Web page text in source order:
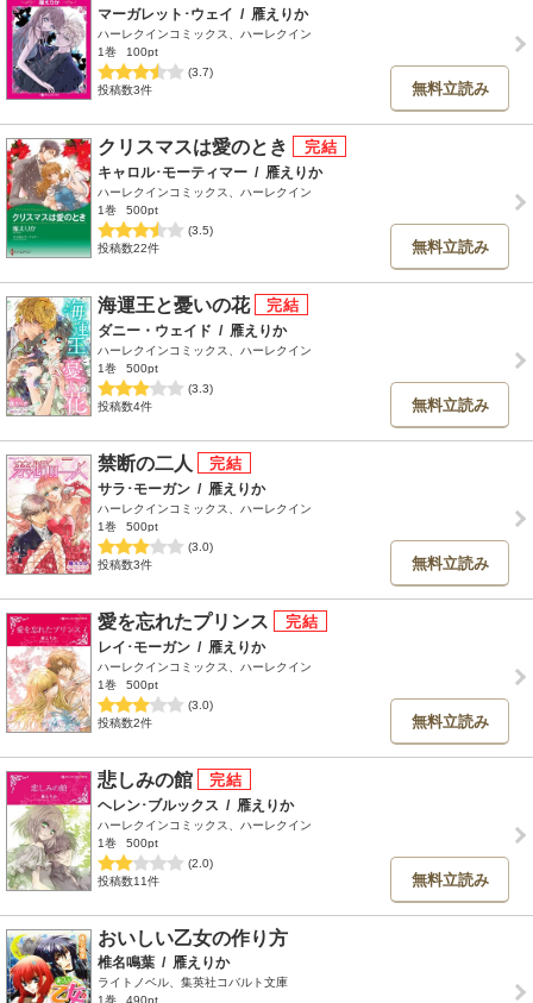
マーガレット･ウェイ / 雁えりか
ハーレクインコミックス、ハーレクイン
1巻
100pt
(3.7)
投稿数3件
無料立読み
クリスマスは愛のとき
キャロル･モーティマー / 雁えりか
ハーレクインコミックス、ハーレクイン
1巻
500pt
(3.5)
投稿数22件
無料立読み
海運王と憂いの花
ダニー・ウェイド / 雁えりか
ハーレクインコミックス、ハーレクイン
1巻
500pt
(3.3)
投稿数4件
無料立読み
禁断の二人
サラ･モーガン / 雁えりか
ハーレクインコミックス、ハーレクイン
1巻
500pt
(3.0)
投稿数3件
無料立読み
愛を忘れたプリンス
レイ･モーガン / 雁えりか
ハーレクインコミックス、ハーレクイン
1巻
500pt
(3.0)
投稿数2件
無料立読み
悲しみの館
ヘレン･ブルックス / 雁えりか
ハーレクインコミックス、ハーレクイン
1巻
500pt
(2.0)
投稿数11件
無料立読み
おいしい乙女の作り方
椎名鳴葉 / 雁えりか
ライトノベル、集英社コバルト文庫
1巻
490pt